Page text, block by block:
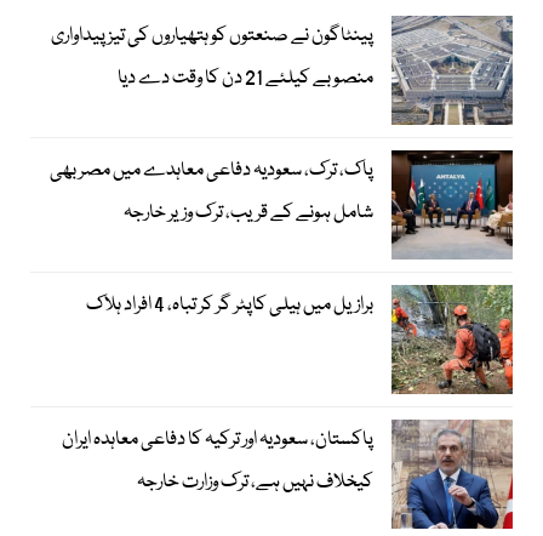
پینٹاگون نے صنعتوں کو ہتھیاروں کی تیز پیداواری
منصوبے کیلئے 21 دن کا وقت دے دیا
پاک، ترک، سعودیہ دفاعی معاہدے میں مصر بھی
شامل ہونے کے قریب، ترک وزیر خارجہ
برازیل میں ہیلی کاپٹر گر کر تباہ، 4 افراد ہلاک
پاکستان، سعودیہ اور ترکیہ کا دفاعی معاہدہ ایران
کیخلاف نہیں ہے، ترک وزارت خارجہ